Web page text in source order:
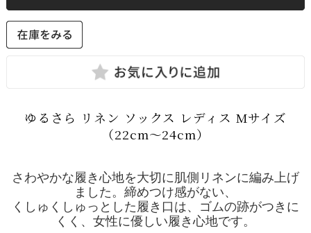
ゆるさら リネン ソックス レディス Mサイズ
（22cm～24cm）
さわやかな履き心地を大切に肌側リネンに編み上げ
ました。締めつけ感がない、
くしゅくしゅっとした履き口は、ゴムの跡がつきに
くく、女性に優しい履き心地です。